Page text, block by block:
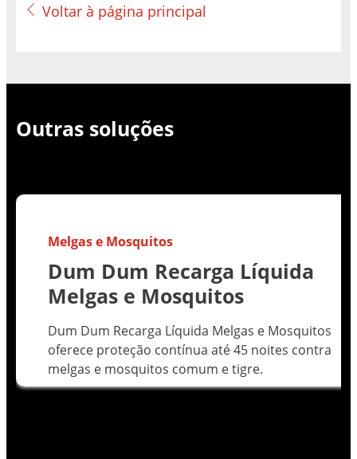
Voltar à página principal
Outras soluções
Melgas e Mosquitos
Dum Dum Recarga Líquida
Melgas e Mosquitos
Dum Dum Recarga Líquida Melgas e Mosquitos
oferece proteção contínua até 45 noites contra
melgas e mosquitos comum e tigre.